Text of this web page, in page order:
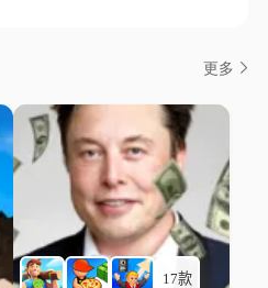
更多
17款